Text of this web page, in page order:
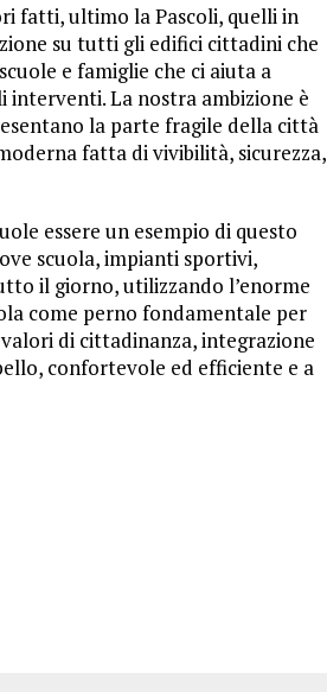
fatti, ultimo la Pascoli, quelli in
su tutti gli edifici cittadini che
e famiglie che ci aiuta a
interventi. La nostra ambizione è
la parte fragile della città
fatta di vivibilità, sicurezza,
essere un esempio di questo
scuola, impianti sportivi,
il giorno, utilizzando l’enorme
come perno fondamentale per
di cittadinanza, integrazione
confortevole ed efficiente e a